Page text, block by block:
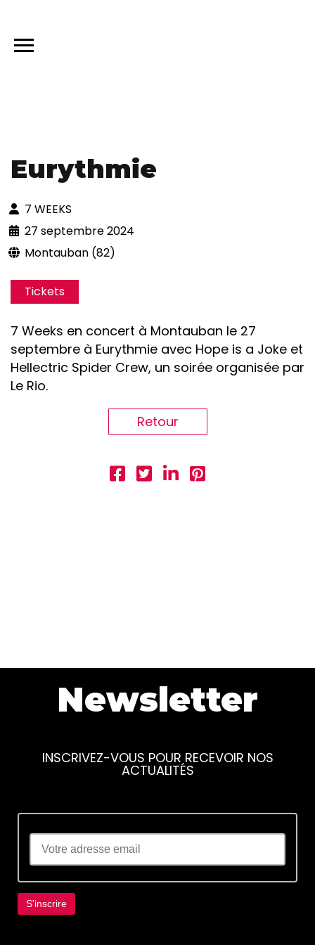
Eurythmie
7 WEEKS
27 septembre 2024
Montauban (82)
Tickets
7 Weeks en concert à Montauban le 27
septembre à Eurythmie avec Hope is a Joke et
Hellectric Spider Crew, un soirée organisée par
Le Rio.
Retour
Newsletter
INSCRIVEZ-VOUS POUR RECEVOIR NOS
ACTUALITÉS